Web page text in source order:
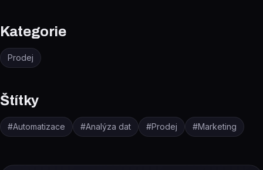
Kategorie
Prodej
Štítky
#Automatizace #Analýza dat #Prodej #Marketing